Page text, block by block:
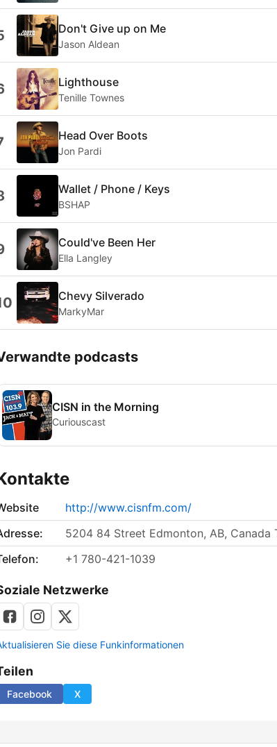
Don't Give up on Me
Jason Aldean
Lighthouse
Tenille Townes
Head Over Boots
Jon Pardi
Wallet / Phone / Keys
BSHAP
Could've Been Her
Ella Langley
Chevy Silverado
MarkyMar
podcasts
CISN in the Morning
Curiouscast
http://www.cisnfm.com/
5204 84 Street Edmonton, AB, Canada
+1 780-421-1039
Netzwerke
Sie diese Funkinformationen
Facebook X